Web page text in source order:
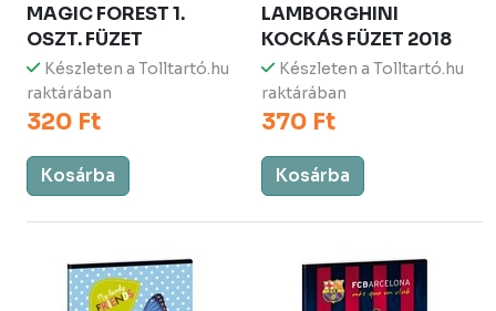
MAGIC FOREST 1.
OSZT. FÜZET
Készleten a Tolltartó.hu
raktárában
320 Ft
Kosárba
LAMBORGHINI
KOCKÁS FÜZET 2018
Készleten a Tolltartó.hu
raktárában
370 Ft
Kosárba